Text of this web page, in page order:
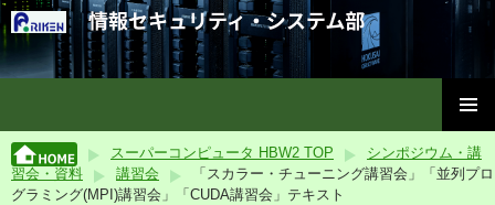
ニュー
ン
テ
ン
スーパーコンピュータ HBW2 TOP
シンポジウム・講
習会・資料
講習会
「スカラー・チューニング講習会」「並列プロ
グラミング(MPI)講習会」「CUDA講習会」テキスト